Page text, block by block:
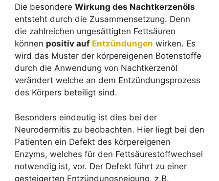
Die besondere Wirkung des Nachtkerzenöls
entsteht durch die Zusammensetzung. Denn
die zahlreichen ungesättigten Fettsäuren
können positiv auf Entzündungen wirken. Es
wird das Muster der körpereigenen Botenstoffe
durch die Anwendung von Nachtkerzenöl
verändert welche an dem Entzündungsprozess
des Körpers beteiligt sind.
Besonders eindeutig ist dies bei der
Neurodermitis zu beobachten. Hier liegt bei den
Patienten ein Defekt des körpereigenen
Enzyms, welches für den Fettsäurestoffwechsel
notwendig ist, vor. Der Defekt führt zu einer
gesteigerten Entzündungsneigung, z.B.